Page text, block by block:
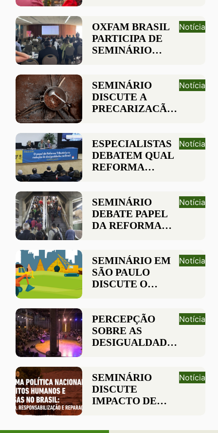
SEMINÁRIO NO
RN
OXFAM BRASIL
PARTICIPA DE
SEMINÁRIO
EMPRESAS NA
AGENDA 2030
Notícia
SEMINÁRIO
DISCUTE A
PRECARIZAÇÃO
CANA-DE-
AÇÚCAR
Notícia
ESPECIALISTAS
DEBATEM QUAL
REFORMA
Notícia
SEMINÁRIO
DEBATE PAPEL
DA REFORMA
DESIGUALDADES
Notícia
SEMINÁRIO EM
SÃO PAULO
DISCUTE O
INFORMADO
Notícia
PERCEPÇÃO
SOBRE AS
DESIGUALDADES
Notícia
SEMINÁRIO
DISCUTE
IMPACTO DE
Notícia